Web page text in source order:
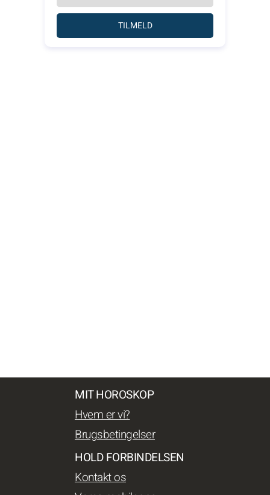
TILMELD
MIT HOROSKOP
Hvem er vi?
Brugsbetingelser
HOLD FORBINDELSEN
Kontakt os